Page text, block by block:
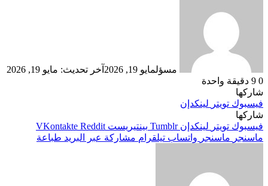
مسؤلمايو 19, 2026
آخر تحديث: مايو 19, 2026
0
دقيقة واحدة
شاركها
فيسبوك تويتر لينكدإن
شاركها
فيسبوك تويتر لينكدإن بينتيريست
ماسنجر ماسنجر واتساب تيلقرام مشاركة عبر البريد طباعة